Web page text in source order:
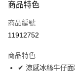
信用卡一次付款
超商取貨付款
Apple Pay
商品特色
商品編號
11912752
商品特色
✔ 涼感冰絲牛仔